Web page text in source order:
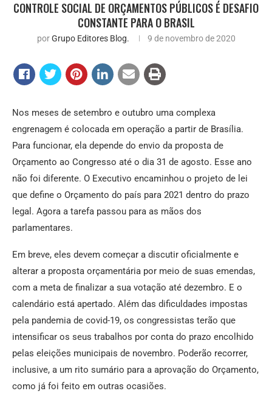
CONTROLE SOCIAL DE ORÇAMENTOS PÚBLICOS É DESAFIO
CONSTANTE PARA O BRASIL
porGrupo Editores Blog. 9 de novembro de 2020
Nos meses de setembro e outubro uma complexa
engrenagem é colocada em operação a partir de Brasília.
Para funcionar, ela depende do envio da proposta de
Orçamento ao Congresso até o dia 31 de agosto. Esse ano
não foi diferente. O Executivo encaminhou o projeto de lei
que define o Orçamento do país para 2021 dentro do prazo
legal. Agora a tarefa passou para as mãos dos
parlamentares.
Em breve, eles devem começar a discutir oficialmente e
alterar a proposta orçamentária por meio de suas emendas,
com a meta de finalizar a sua votação até dezembro. E o
calendário está apertado. Além das dificuldades impostas
pela pandemia de covid-19, os congressistas terão que
intensificar os seus trabalhos por conta do prazo encolhido
pelas eleições municipais de novembro. Poderão recorrer,
inclusive, a um rito sumário para a aprovação do Orçamento,
como já foi feito em outras ocasiões.